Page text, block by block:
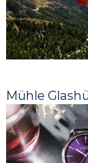
Mühle